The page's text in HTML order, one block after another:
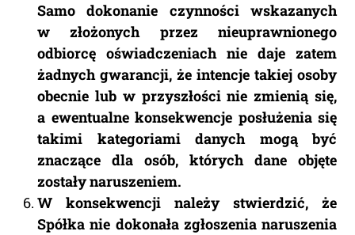
Samo dokonanie czynności wskazanych
w złożonych przez nieuprawnionego
odbiorcę oświadczeniach nie daje zatem
żadnych gwarancji, że intencje takiej osoby
obecnie lub w przyszłości nie zmienią się,
a ewentualne konsekwencje posłużenia się
takimi kategoriami danych mogą być
znaczące dla osób, których dane objęte
zostały naruszeniem.
W konsekwencji należy stwierdzić, że
Spółka nie dokonała zgłoszenia naruszenia